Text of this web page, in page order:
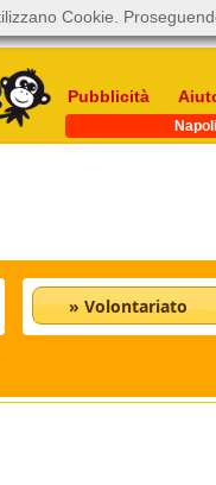
Pubblicità
Napoli
» Volontariato
Cookie.